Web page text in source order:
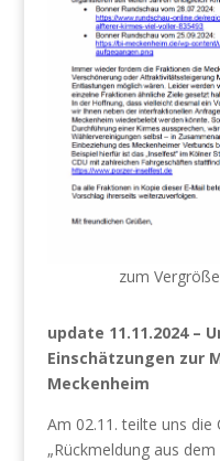
zum
update 11.11.2024 –
Einschätzungen zur
Meckenheim
Am 02.11. teilte uns die
„Rückmeldung aus